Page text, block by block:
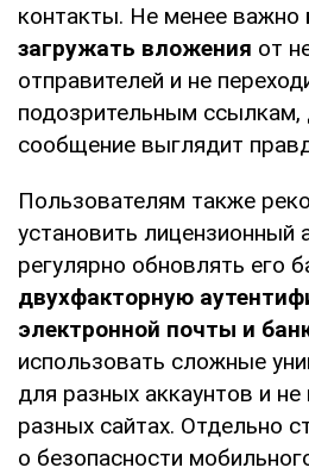
контакты. Не менее важно
загружать вложения от
отправителей и не
подозрительным ссылкам,
сообщение выглядит
Пользователям также
установить лицензионный
регулярно обновлять его
двухфакторную
электронной почты и
использовать сложные
для разных аккаунтов и не
разных сайтах. Отдельно
о безопасности